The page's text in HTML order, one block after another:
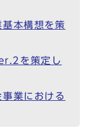
本構想を策
を策定し
業における